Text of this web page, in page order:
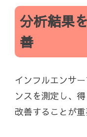
分析結果
善
インフルエンサ
ンスを測定し、
改善することが重